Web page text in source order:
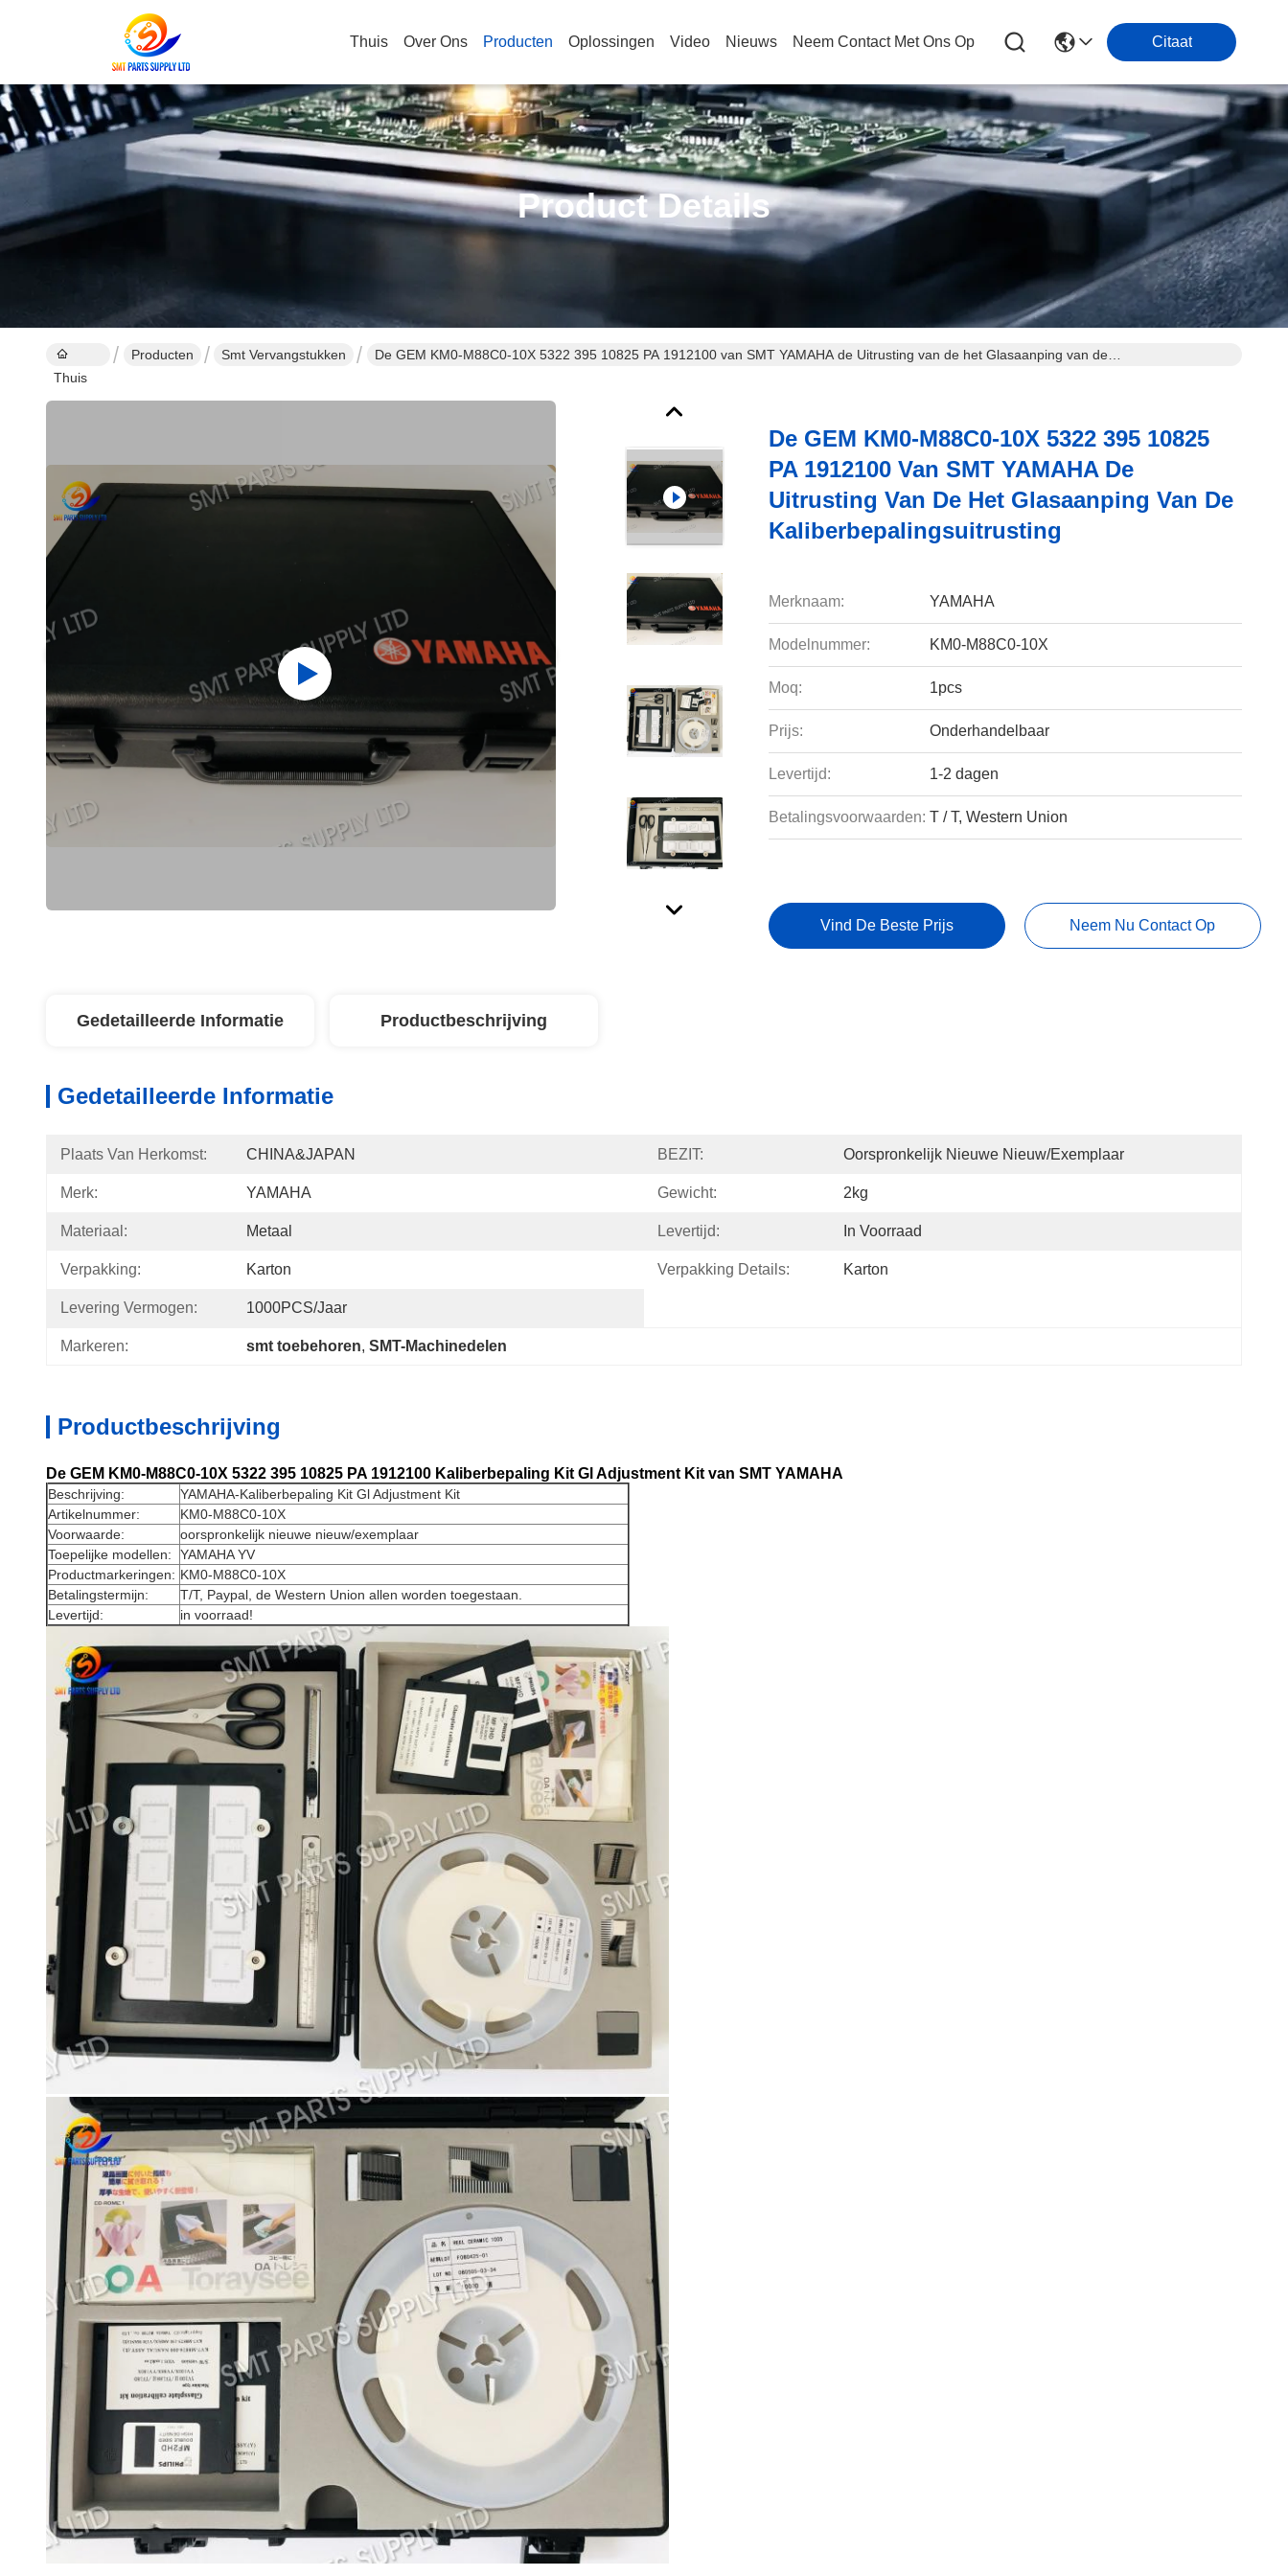
Thuis Over Ons Producten Oplossingen Video Nieuws Neem Contact Met Ons Op Citaat
Product Details
Thuis
Producten Smt Vervangstukken
De GEM KM0-M88C0-10X 5322 395 10825 PA 1912100 van SMT YAMAHA de Uitrusting van de het Glasaanping van de
De GEM KM0-M88C0-10X 5322 395 10825
PA 1912100 Van SMT YAMAHA De
Uitrusting Van De Het Glasaanping Van De
Kaliberbepalingsuitrusting
Merknaam: YAMAHA
Modelnummer: KM0-M88C0-10X
Moq: 1pcs
Prijs: Onderhandelbaar
Levertijd: 1-2 dagen
Betalingsvoorwaarden: T / T, Western Union
Vind De Beste Prijs Neem Nu Contact Op
Gedetailleerde Informatie Productbeschrijving
Gedetailleerde Informatie
Plaats Van Herkomst: CHINA&JAPAN BEZIT: Oorspronkelijk Nieuwe Nieuw/Exemplaar
Merk: YAMAHA Gewicht: 2kg
Materiaal: Metaal Levertijd: In Voorraad
Verpakking: Karton Verpakking Details: Karton
Levering Vermogen: 1000PCS/jaar
Markeren: smt toebehoren, SMT-Machinedelen
Productbeschrijving
De GEM KM0-M88C0-10X 5322 395 10825 PA 1912100 Kaliberbepaling Kit Gl Adjustment Kit van SMT YAMAHA
Beschrijving: YAMAHA-Kaliberbepaling Kit Gl Adjustment Kit
Artikelnummer:
KM0-M88C0-10X
Voorwaarde:
oorspronkelijk nieuwe nieuw/exemplaar
Toepelijke modellen:
YAMAHA YV
Productmarkeringen: KM0-M88C0-10X
Betalingstermijn:
T/T, Paypal, de Western Union allen worden toegestaan.
Levertijd:
in voorraad!